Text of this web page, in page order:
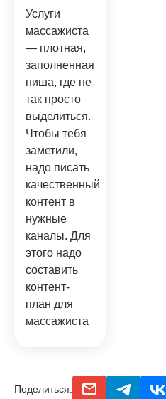
Услуги
массажиста
— плотная,
заполненная
ниша, где не
так просто
выделиться.
Чтобы тебя
заметили,
надо писать
качественный
контент в
нужные
каналы. Для
этого надо
составить
контент-
план для
массажиста
Поделиться: email telegram vk